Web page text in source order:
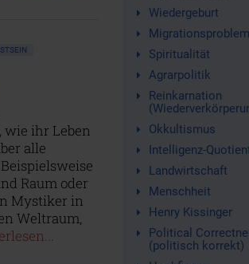
wie ihr Leben
alle
Raum oder
Mystiker in
Weltraum,
Wiedergeburt
Spiritualität
Agrarpolitik
Reinkarnation
Okkultismus
Intelligenz-
Landwirtschaft
Menschheit
Henry Kissinger
Political
(politisch korrekt)